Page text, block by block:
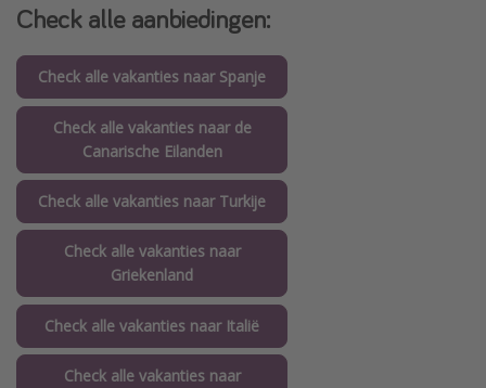
Check alle aanbiedingen:
Check alle vakanties naar Spanje
Check alle vakanties naar de
Canarische Eilanden
Check alle vakanties naar Turkije
Check alle vakanties naar
Griekenland
Check alle vakanties naar Italië
Check alle vakanties naar